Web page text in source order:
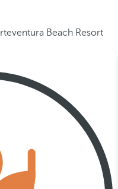
Beach Resort